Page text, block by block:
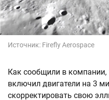
Источник: Firefly Aerospace
Как сообщили в
включил двигатели на 3
скорректировать свою